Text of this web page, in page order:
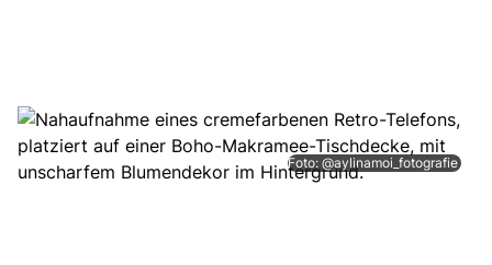
Foto: @aylinamoi_fotografie